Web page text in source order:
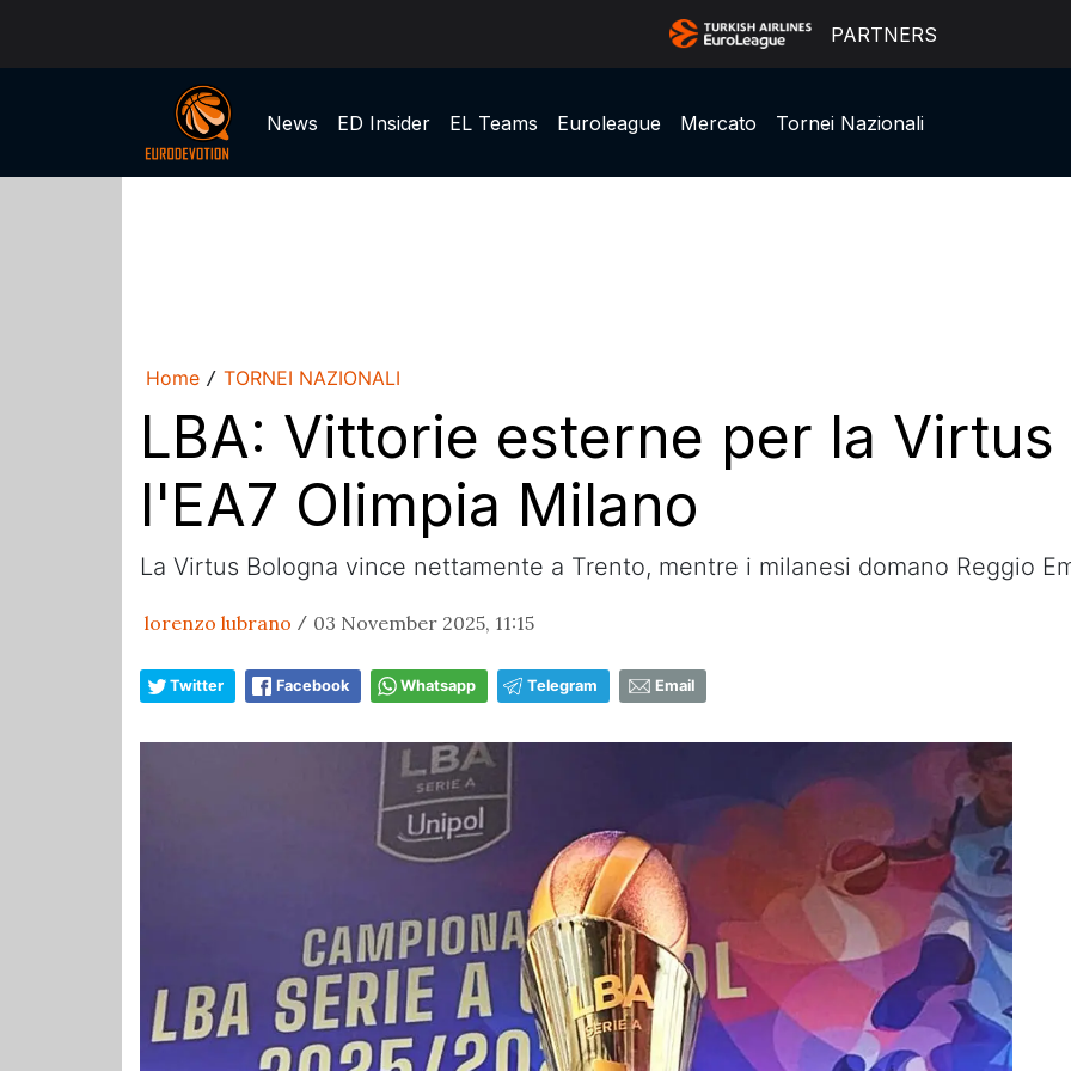
PARTNERS
News ED Insider EL Teams Euroleague Mercato Tornei Nazionali
Home / TORNEI NAZIONALI
LBA: Vittorie esterne per la Virtus
l'EA7 Olimpia Milano
La Virtus Bologna vince nettamente a Trento, mentre i milanesi domano Reggio
lorenzo lubrano / 03 November 2025, 11:15
Twitter Facebook Whatsapp Telegram Email